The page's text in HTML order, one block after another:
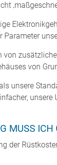
von
unsere
MUSS ICH
der